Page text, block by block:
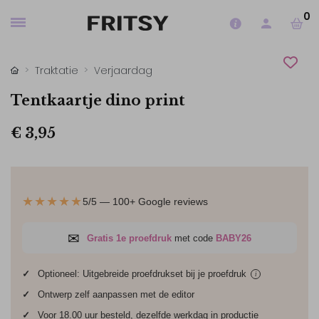
0
Traktatie Verjaardag
Tentkaartje dino print
€ 3,95
★★★★★5/5 — 100+ Google reviews
✉ Gratis 1e proefdruk met code BABY26
✓ Optioneel: Uitgebreide proefdrukset bij je proefdruk i
✓
Ontwerp zelf aanpassen met de editor
✓
Voor 18.00 uur besteld, dezelfde werkdag in productie